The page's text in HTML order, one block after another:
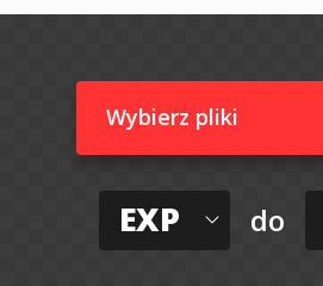
Wybierz pliki
EXP do